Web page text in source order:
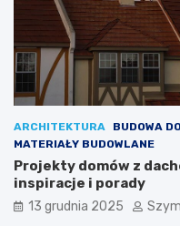
i
n
p
r
a
c
j
e
r
a
m
b
l
e
,
k
ARCHITEKTURA BUDOWA
MATERIAŁY BUDOWLANE
Projekty domów z
inspiracje i porady
13 grudnia 2025